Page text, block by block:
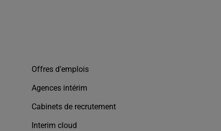
Offres d’emplois
Agences intérim
Cabinets de recrutement
Interim cloud